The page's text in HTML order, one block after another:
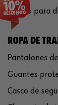
Aditivo para
ROPA DE
Pantalones
Guantes
Casco de